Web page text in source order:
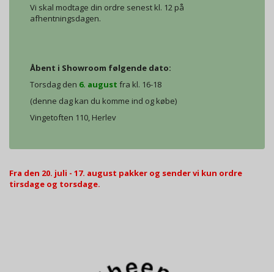
Vi skal modtage din ordre senest kl. 12 på
afhentningsdagen.
Åbent i Showroom følgende dato:
Torsdag den 6. august fra kl. 16-18
(denne dag kan du komme ind og købe)
Vingetoften 110, Herlev
Fra den 20. juli - 17. august pakker og sender vi kun ordre
tirsdage og torsdage.